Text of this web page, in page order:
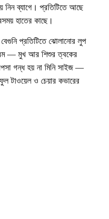
নিন ব্যাগে। প্রতিটিতে আছে
হাতের কাছে।
প্রতিটিতে ঝোলানোর লুপ
— মুখ আর শিশুর ত্বকের
গন্ধ হয় না মিনি সাইজ —
টাওয়েল ও চেয়ার কভারের